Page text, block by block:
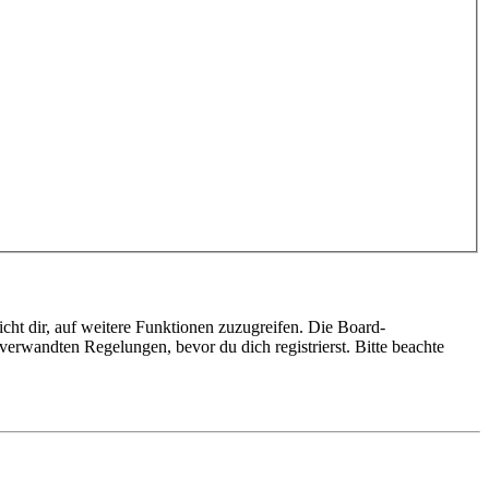
dir, auf weitere Funktionen zuzugreifen. Die Board-
Regelungen, bevor du dich registrierst. Bitte beachte